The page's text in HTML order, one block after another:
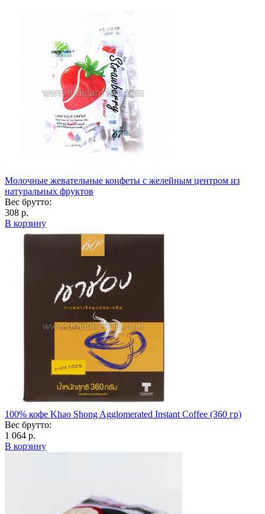
Молочные жевательные конфеты с желейным центром из
натуральных фруктов
Вес брутто:
308 р.
В корзину
100% кофе Khao Shong Agglomerated Instant Coffee (360 гр)
Вес брутто:
1 064 р.
В корзину